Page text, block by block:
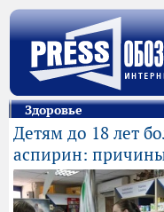
Здоровье
Детям до 18 лет
аспирин: